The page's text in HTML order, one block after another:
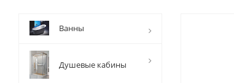
Ванны
Душевые кабины